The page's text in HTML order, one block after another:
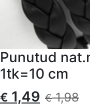
Punutud
1tk=10 cm
€1,98
Algne
€ 1,49
Current